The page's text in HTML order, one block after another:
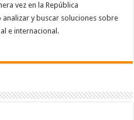
vez en la República
y buscar soluciones sobre
e internacional.